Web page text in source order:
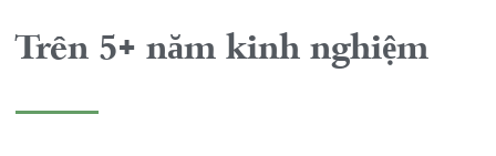
Trên 5+ năm kinh nghiệm